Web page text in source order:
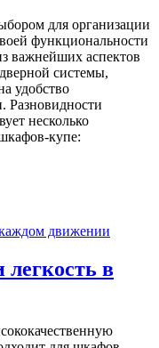
для организации
функциональности
важнейших аспектов
системы,
удобство
Разновидности
несколько
купе:
легкость в